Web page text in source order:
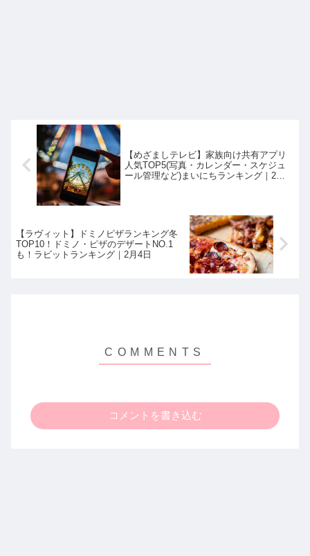
【めざましテレビ】家族向け共有アプリ
人気TOP5(写真・カレンダー・スケジュ
ール管理など)まいにちランキング｜2月4
【ラヴィット】ドミノピザランキング冬
TOP10！ドミノ・ピザのデザートNO.1
も！ラビットランキング｜2月4日
コメントを書き込む